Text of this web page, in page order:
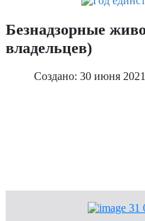
Безнадзорные
владельцев)
Создано: 30 июня 2021